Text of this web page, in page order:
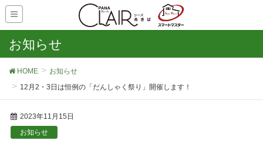
お知らせ
HOME
お知らせ
12月2・3日は恒例の「だんしゃく祭り」開催します！
2023年11月15日
お知らせ